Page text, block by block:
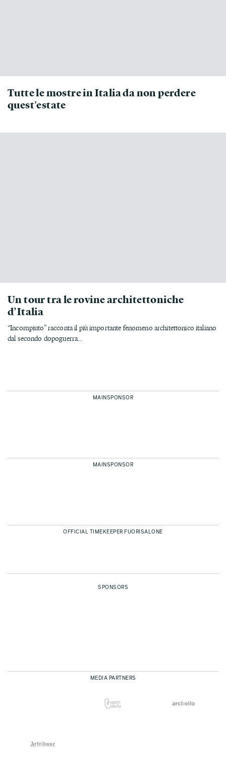
Tutte le mostre in Italia da non perdere
quest'estate
Un tour tra le rovine architettoniche
d’Italia
“Incompiuto” racconta il più importante fenomeno architettonico italiano
dal secondo dopoguerra...
MAINSPONSOR
MAINSPONSOR
OFFICIAL TIMEKEEPER FUORISALONE
SPONSORS
MEDIA PARTNERS